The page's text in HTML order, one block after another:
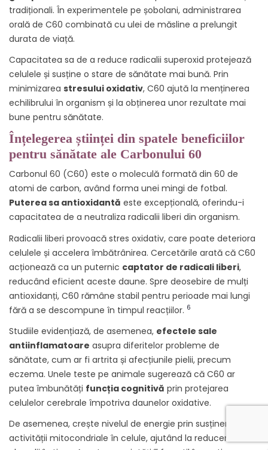
tradiționali. În experimentele pe șobolani, administrarea
orală de C60 combinată cu ulei de măsline a prelungit
durata de viață.
Capacitatea sa de a reduce radicalii superoxid protejează
celulele și susține o stare de sănătate mai bună. Prin
minimizarea stresului oxidativ, C60 ajută la menținerea
echilibrului în organism și la obținerea unor rezultate mai
bune pentru sănătate.
Înțelegerea științei din spatele beneficiilor
pentru sănătate ale Carbonului 60
Carbonul 60 (C60) este o moleculă formată din 60 de
atomi de carbon, având forma unei mingi de fotbal.
Puterea sa antioxidantă este excepțională, oferindu-i
capacitatea de a neutraliza radicalii liberi din organism.
Radicalii liberi provoacă stres oxidativ, care poate deteriora
celulele și accelera îmbătrânirea. Cercetările arată că C60
acționează ca un puternic captator de radicali liberi,
reducând eficient aceste daune. Spre deosebire de mulți
antioxidanți, C60 rămâne stabil pentru perioade mai lungi
fără a se descompune în timpul reacțiilor. 6
Studiile evidențiază, de asemenea, efectele sale
antiinflamatoare asupra diferitelor probleme de
sănătate, cum ar fi artrita și afecțiunile pielii, precum
eczema. Unele teste pe animale sugerează că C60 ar
putea îmbunătăți funcția cognitivă prin protejarea
celulelor cerebrale împotriva daunelor oxidative.
De asemenea, crește nivelul de energie prin susținerea
activității mitocondriale în celule, ajutând la reducerea